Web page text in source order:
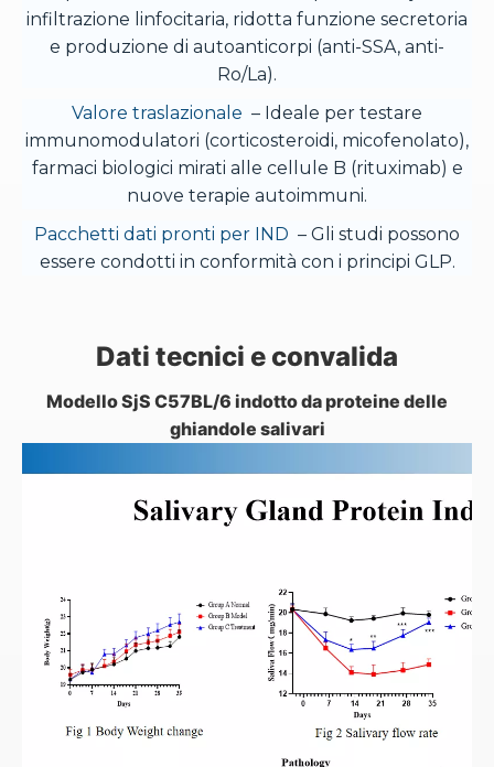
infiltrazione linfocitaria, ridotta funzione secretoria
e produzione di autoanticorpi (anti-SSA, anti-
Ro/La).
Valore traslazionale – Ideale per testare
immunomodulatori (corticosteroidi, micofenolato),
farmaci biologici mirati alle cellule B (rituximab) e
nuove terapie autoimmuni.
Pacchetti dati pronti per IND – Gli studi possono
essere condotti in conformità con i principi GLP.
Dati tecnici e convalida
Modello SjS C57BL/6 indotto da proteine ​​delle
ghiandole salivari